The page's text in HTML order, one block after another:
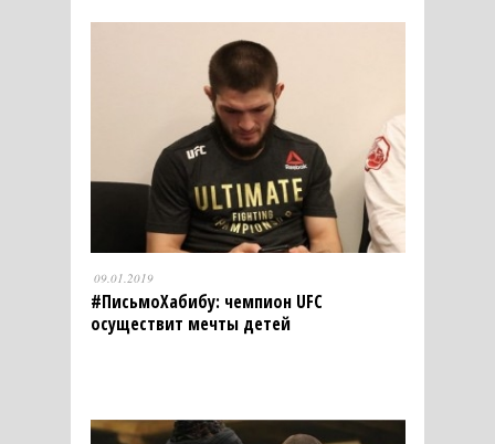
09.01.2019
#ПисьмоХабибу: чемпион UFC
осуществит мечты детей